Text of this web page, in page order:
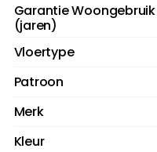
Garantie Woongebruik
(jaren)
Vloertype
Patroon
Merk
Kleur